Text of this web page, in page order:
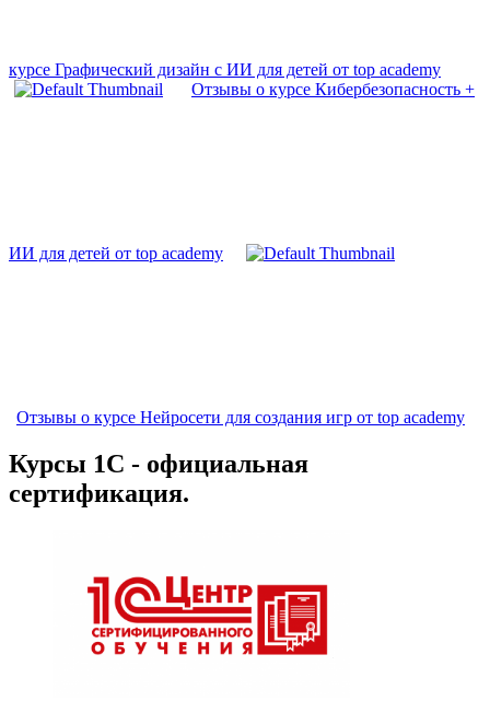
курсе Графический дизайн с ИИ для детей от top academy
Отзывы о курсе Кибербезопасность +
ИИ для детей от top academy
Отзывы о курсе Нейросети для создания игр от top academy
Курсы 1С - официальная
сертификация.